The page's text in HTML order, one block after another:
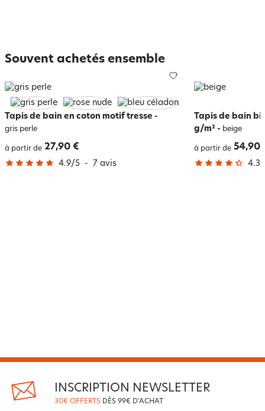
Souvent achetés ensemble
Tapis de bain en coton motif tresse -
gris perle
à partir de 27,90 €
4.9/5 - 7 avis
Tapis de bain
g/m² - beige
à partir de 54,90
4.3
INSCRIPTION NEWSLETTER
30€ OFFERTS DÈS 99€ D'ACHAT